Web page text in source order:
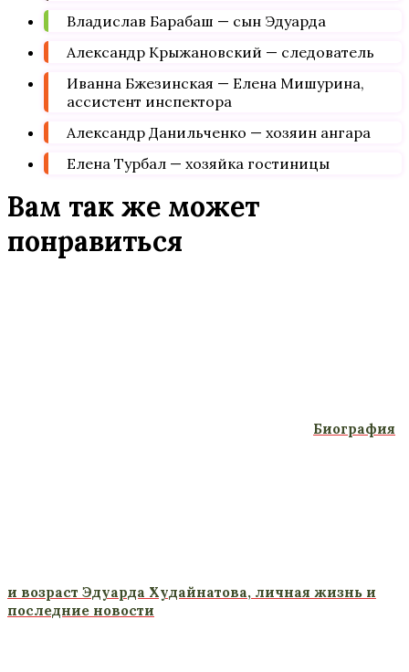
Владислав Барабаш — сын Эдуарда
Александр Крыжановский — следователь
Иванна Бжезинская — Елена Мишурина,
ассистент инспектора
Александр Данильченко — хозяин ангара
Елена Турбал — хозяйка гостиницы
Вам так же может
понравиться
Биография
и возраст Эдуарда Худайнатова, личная жизнь и
последние новости